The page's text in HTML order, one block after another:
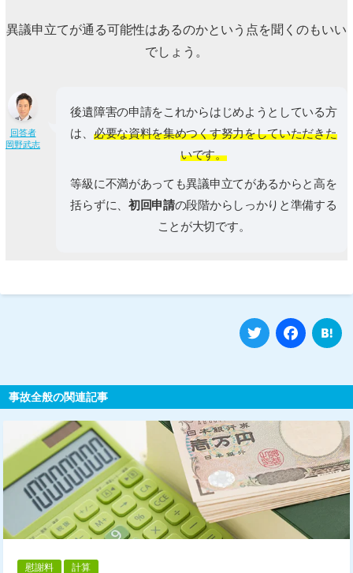
異議申立てが通る可能性はあるのかという点を聞くのもいい
でしょう。
回答者
岡野武志
後遺障害の申請をこれからはじめようとしている方
は、 必要な資料を集めつくす努力をしていただきた
いです。
等級に不満があっても異議申立てがあるからと高を
括らずに、 初回申請の段階からしっかりと準備する
ことが大切です。
Twitter
事故全般の関連記事
慰謝料 計算